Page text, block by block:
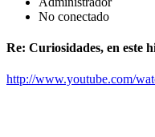
No conectado
Re: Curiosidades, en este
http://www.youtube.com/